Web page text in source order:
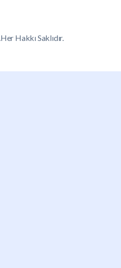
Hakkı Saklıdır.